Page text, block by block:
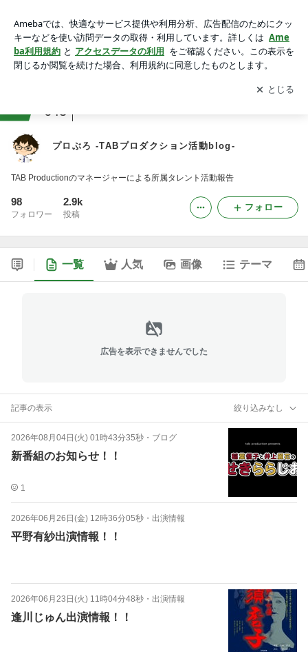
アプリをダウンロードして ブログの更新通知
を受け取りまし
ょう。
開く
643
プロぶろ -TABプロダクション活動blog-
TAB Productionのマネージャーによる所属タレント活動報告
98
フォロワー
2.9k
投稿
フォロー
一覧 人気 画像 テーマ
広告を表示できませんでした
記事の表示 絞り込みなし
2026年08月04日(火) 01時43分35秒 ・ ブログ
新番組のお知らせ！！
1
2026年06月26日(金) 12時36分05秒 ・ 出演情報
平野有紗出演情報！！
2026年06月23日(火) 11時04分48秒 ・ 出演情報
逢川じゅん出演情報！！